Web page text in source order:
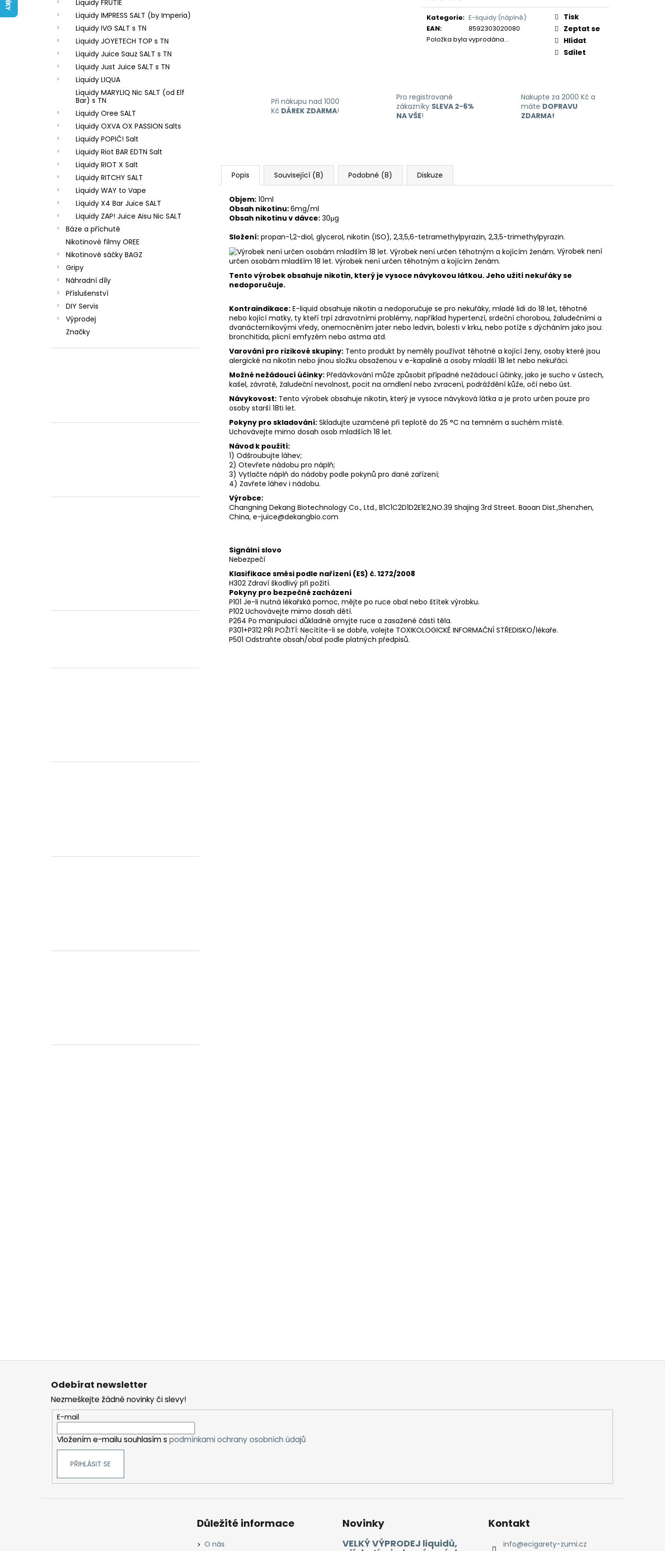
Liquidy FRUTIE
Liquidy IMPRESS SALT (by Imperia)
Liquidy IVG SALT s TN
Liquidy JOYETECH TOP s TN
Liquidy Juice Sauz SALT s TN
Liquidy Just Juice SALT s TN
Liquidy LIQUA
Liquidy MARYLIQ Nic SALT (od Elf
Bar) s TN
Liquidy Oree SALT
Liquidy OXVA OX PASSION Salts
Liquidy POPIČ! Salt
Liquidy Riot BAR EDTN Salt
Liquidy RIOT X Salt
Liquidy RITCHY SALT
Liquidy WAY to Vape
Liquidy X4 Bar Juice SALT
Liquidy ZAP! Juice Aisu Nic SALT
Báze a příchutě
Nikotinové filmy OREE
Nikotinové sáčky BAGZ
Gripy
Náhradní díly
Příslušenství
DIY Servis
Výprodej
Značky
Měrná
cena:
Kategorie: E-liquidy (náplně)
EAN:
8592303020080
Položka byla vyprodána…
Tisk
Zeptat se
Hlídat
Sdílet
Při nákupu nad 1000
Kč DÁREK ZDARMA!
Pro registrované
zákazníky SLEVA 2-6%
NA VŠE!
Nakupte za 2000 Kč a
máte DOPRAVU
ZDARMA!
Popis Související (8) Podobné (8) Diskuze
Objem: 10ml
Obsah nikotinu:6mg/ml
Obsah nikotinu v dávce: 30μg
Složení: propan-1,2-diol, glycerol, nikotin (ISO), 2,3,5,6-tetramethylpyrazin, 2,3,5-trimethylpyrazin.
Výrobek není
určen osobám mladším 18 let. Výrobek není určen těhotným a kojícím ženám.
Tento výrobek obsahuje nikotin, který je vysoce návykovou látkou. Jeho užití nekuřáky se
nedoporučuje.
Kontraindikace: E-liquid obsahuje nikotin a nedoporučuje se pro nekuřáky, mladé lidi do 18 let, těhotné
nebo kojící matky, ty kteří trpí zdravotními problémy, například hypertenzí, srdeční chorobou, žaludečními a
dvanácterníkovými vředy, onemocněním jater nebo ledvin, bolesti v krku, nebo potíže s dýcháním jako jsou:
bronchitida, plicní emfyzém nebo astma atd.
Varování pro rizikové skupiny: Tento produkt by neměly používat těhotné a kojící ženy, osoby které jsou
alergické na nikotin nebo jinou složku obsaženou v e-kapalině a osoby mladší 18 let nebo nekuřáci.
Možné nežádoucí účinky: Předávkování může způsobit případné nežádoucí účinky, jako je sucho v ústech,
kašel, závratě, žaludeční nevolnost, pocit na omdlení nebo zvracení, podráždění kůže, očí nebo úst.
Návykovost: Tento výrobek obsahuje nikotin, který je vysoce návyková látka a je proto určen pouze pro
osoby starší 18ti let.
Pokyny pro skladování: Skladujte uzamčené při teplotě do 25 °C na temném a suchém místě.
Uchovávejte mimo dosah osob mladších 18 let.
Návod k použití:
1) Odšroubujte láhev;
2) Otevřete nádobu pro náplň;
3) Vytlačte náplň do nádoby podle pokynů pro dané zařízení;
4) Zavřete láhev i nádobu.
Výrobce:
Changning Dekang Biotechnology Co., Ltd., B1C1C2D1D2E1E2,NO.39 Shajing 3rd Street. Baoan Dist.,Shenzhen,
China, e-juice@dekangbio.com
Signální slovo
Nebezpečí
Klasifikace směsi podle nařízení (ES) č. 1272/2008
H302 Zdraví škodlivý při požití.
Pokyny pro bezpečné zacházení
P101 Je-li nutná lékařská pomoc, mějte po ruce obal nebo štítek výrobku.
P102 Uchovávejte mimo dosah dětí.
P264 Po manipulaci důkladně omyjte ruce a zasažené části těla.
P301+P312 PŘI POŽITÍ: Necítíte-li se dobře, volejte TOXIKOLOGICKÉ INFORMAČNÍ STŘEDISKO/lékaře.
P501 Odstraňte obsah/obal podle platných předpisů.
LIQUID ARAMAX 4PACK CIGAR
TOBACCO 4X10ML-18MG
558 Kč
LIQUID LIQUA AMERICAN BLEND 10ML-
6MG (AMERICKÝ MÍCHANÝ TABÁK)
Odebírat newsletter
Nezmeškejte žádné novinky či slevy!
E-mail
Vložením e-mailu souhlasím s podmínkami ochrany osobních údajů
PŘIHLÁSIT SE
Důležité informace
O nás
Novinky
VELKÝ VÝPRODEJ liquidů,
Kontakt
info@ecigarety-zumi.cz